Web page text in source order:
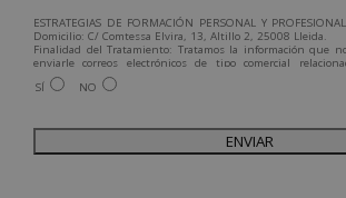
ESTRATEGIAS DE FORMACIÓN PERSONAL Y
Domicilio: C/ Comtessa Elvira, 13, Altillo 2, 25008 Lleida.
Finalidad del Tratamiento: Tratamos la información que
enviarle correos electrónicos de tipo comercial
ofrecidos y otros tipo de productos que fueran de su interés.
Legitimación del tratamiento: Consentimiento del interesado.
Para más información consulte nuestra Política de
Desea recibir información comercial (vía telefónica y/o email):
SÍ NO